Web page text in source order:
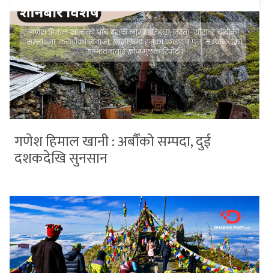
गणेश हिमाल खानी : अर्बौंको सम्पदा, दुई
दशकदेखि सुनसान